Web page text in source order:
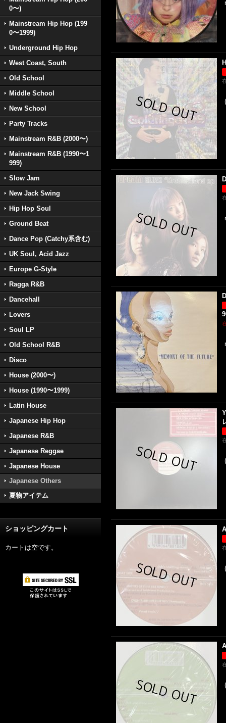
0〜)
Mainstream Hip Hop (199
0〜1999)
Underground Hip Hop
West Coast, South
Old School
Middle School
New School
Party Tracks
Mainstream R&B (2000〜)
Mainstream R&B (1990〜1
999)
Slow Jam
New Jack Swing
Hip Hop Soul
Ground Beat
Dance Pop (Catchy系含む)
UK Soul, Acid Jazz
Europe G-Style
Ragga R&B
Dancehall
Lovers
Soul LP
Old School R&B
Disco
House (2000〜)
House (1990〜1999)
Latin House
Japanese Hip Hop
Japanese R&B
Japanese Reggae
Japanese House
Japanese Others
夏物アイテム
ショッピングカート
カートは空です。